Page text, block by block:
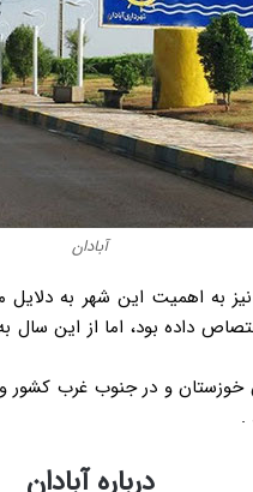
آبادان
داده بود، اما از این سال
و در جنوب غرب کشور
.
درباره آبادان